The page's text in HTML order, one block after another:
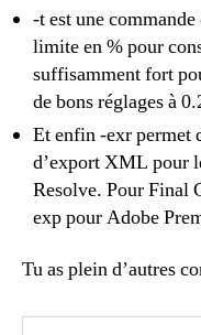
-t est une
limite en % pour
suffisamment fort
de bons réglages à
Et enfin -exr permet
d’export XML pour
Resolve. Pour Final
exp pour Adobe
Tu as plein d’autres